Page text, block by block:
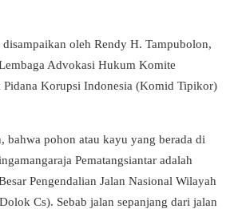
disampaikan oleh Rendy H. Tampubolon,
Advokasi Hukum Komite
Pidana Korupsi Indonesia (Komid Tipikor)
bahwa pohon atau kayu yang berada di
Pematangsiantar adalah
Pengendalian Jalan Nasional Wilayah
Cs). Sebab jalan sepanjang dari jalan